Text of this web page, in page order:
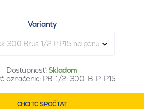
Varianty
300 Brus 1/2 P P15 na penu
Dostupnosť:Skladom
označenie: PB-1/2-300-B-P-P15
CHCI TO SPOČÍTAT